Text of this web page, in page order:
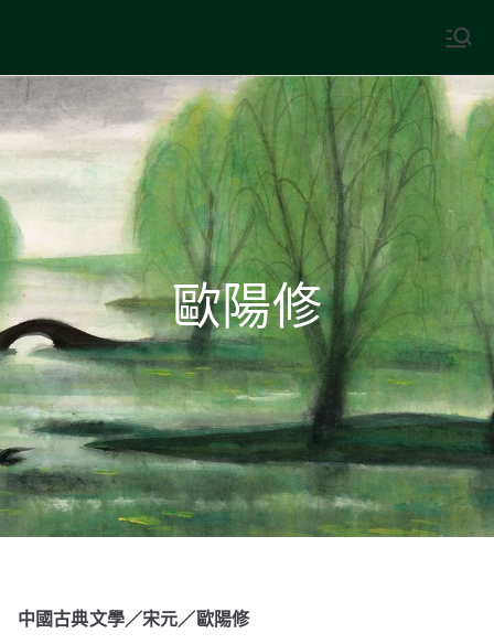
content
中國古典文學
歐陽修
中國古典文學／宋元／歐陽修